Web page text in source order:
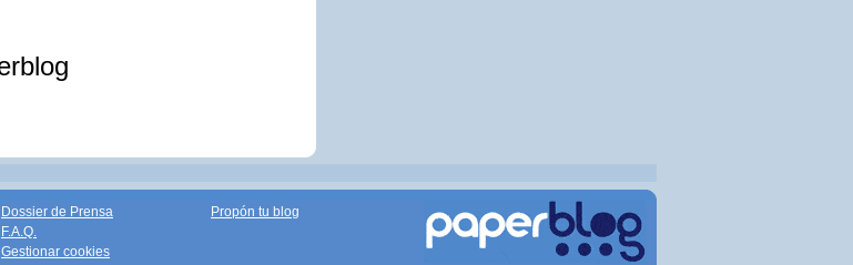
Dossier de Prensa
F.A.Q.
Gestionar cookies
Propón tu blog